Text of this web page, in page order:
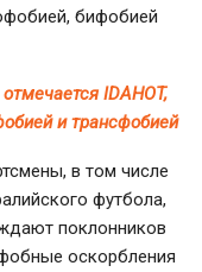
бифобией
IDAHOT,
и трансфобией
в том числе
футбола,
поклонников
оскорбления